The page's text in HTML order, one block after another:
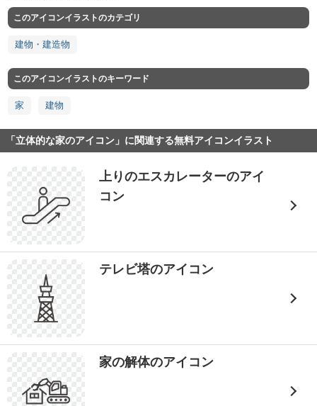
このアイコンイラストのカテゴリ
建物・建造物
このアイコンイラストのキーワード
家 建物
「立体的な家のアイコン」に関連する無料アイコンイラスト
上りのエスカレーターのアイ
コン
テレビ塔のアイコン
家の解体のアイコン